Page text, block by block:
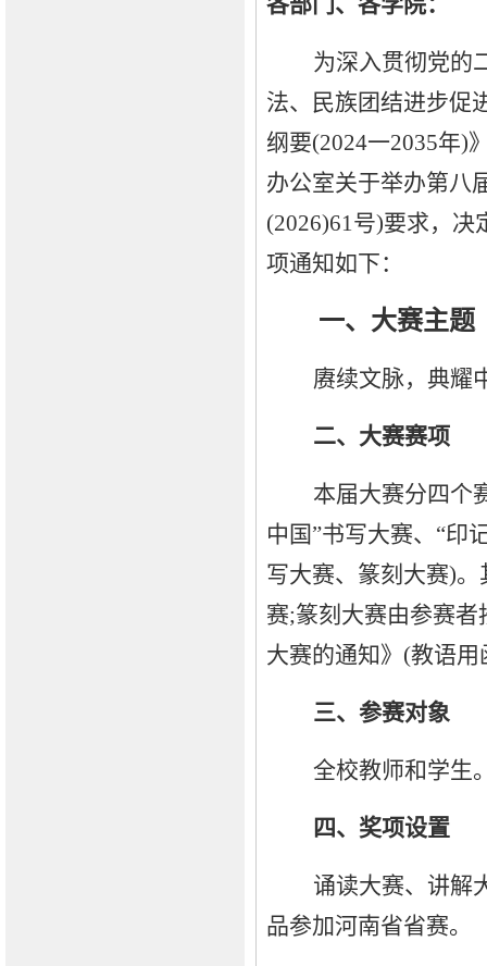
为深入贯彻党的
法、民族团结进步促
纲要(2024一2035年)
办公室关于举办第八
(2026)61号)要求，
项通知如下：
一、大赛主题
赓续文脉，典耀
二、大赛赛项
本届大赛分四个
中国”书写大赛、“印
写大赛、篆刻大赛)
赛;篆刻大赛由参赛
大赛的通知》(教语
三、参赛对象
全校教师和学生
四、奖项设置
诵读大赛、讲解
品参加河南省省赛。